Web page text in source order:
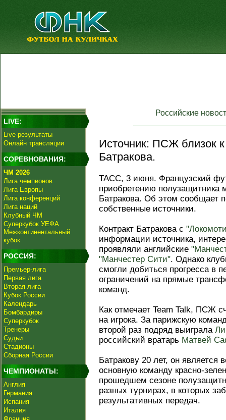
LIVE:
Live-результаты
Онлайн трансляции
СОРЕВНОВАНИЯ:
ЧМ 2026
Лига чемпионов
Лига Европы
Лига конференций
Лига наций
Клубный ЧМ
Суперкубок УЕФА
Межконтинентальный
кубок
РОССИЯ:
Премьер-лига
Первая лига
Вторая лига
Кубок России
Календарь
Бомбардиры
Суперкубок
Тренеры
Судьи
Стадионы
Сборная России
ЧЕМПИОНАТЫ:
Англия
Германия
Испания
Италия
Российские
Источник: ПСЖ близок к
Батракова.
ТАСС, 3 июня. Французский
приобретению полузащитника
Батракова. Об этом сообщает
собственные источники.
Контракт Батракова с
информации источника,
проявляли английские
"Манчестер Сити". Однако
смогли добиться прогресса в
ограничений на прямые
команд.
Как отмечает Team Talk, ПСЖ
на игрока. За парижскую
второй раз подряд выиграла
российский вратарь Матвей
Батракову 20 лет, он является
основную команду красно-
прошедшем сезоне
разных турнирах, в которых
результативных передач.